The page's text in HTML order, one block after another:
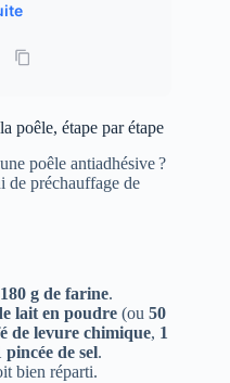
poêle, étape par étape
poêle antiadhésive ?
de préchauffage de
180 g de farine.
lait en poudre (ou 50
de levure chimique, 1
pincée de sel.
bien réparti.